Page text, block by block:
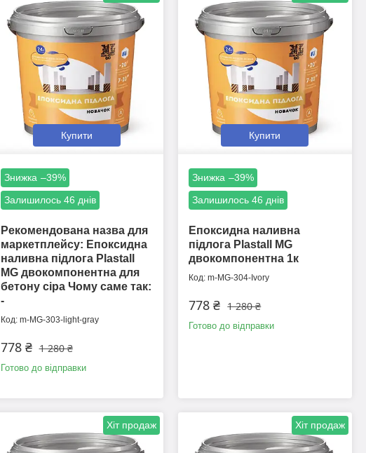
Купити
–39%
Залишилось 46 днів
Рекомендована назва для
маркетплейсу: Епоксидна
наливна підлога Plastall
MG двокомпонентна для
бетону сіра Чому саме так:
-
m-MG-303-light-gray
1 280 ₴
778 ₴
Готово до відправки
Купити
–39%
Залишилось 46 днів
Епоксидна наливна
підлога Plastall MG
двокомпонентна 1к
m-MG-304-Ivory
1 280 ₴
778 ₴
Готово до відправки
Хіт продаж Хіт продаж